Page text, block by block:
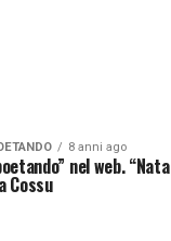
8 anni ago
nel web.
Cossu